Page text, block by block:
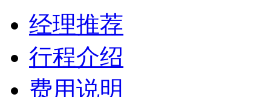
经理推荐
行程介绍
费用说明